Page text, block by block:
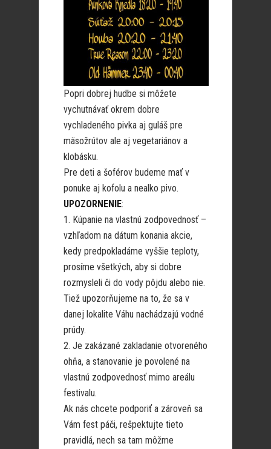
Popri dobrej hudbe si môžete
vychutnávať okrem dobre
vychladeného pivka aj guláš pre
mäsožrútov ale aj vegetariánov a
klobásku.
Pre deti a šoférov budeme mať v
ponuke aj kofolu a nealko pivo.
UPOZORNENIE:
1. Kúpanie na vlastnú zodpovednosť –
vzhľadom na dátum konania akcie,
kedy predpokladáme vyššie teploty,
prosíme všetkých, aby si dobre
rozmysleli či do vody pôjdu alebo nie.
Tiež upozorňujeme na to, že sa v
danej lokalite Váhu nachádzajú vodné
prúdy.
2. Je zakázané zakladanie otvoreného
ohňa, a stanovanie je povolené na
vlastnú zodpovednosť mimo areálu
festivalu.
Ak nás chcete podporiť a zároveň sa
Vám fest páči, rešpektujte tieto
pravidlá, nech sa tam môžme